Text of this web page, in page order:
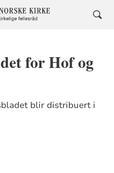
for Hof og
blir distribuert i